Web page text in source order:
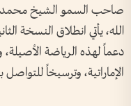
صاحب السمو الشيخ محمد
الله، يأتي انطلاق النسخة
دعماً لهذه الرياضة الأصيلة،
الإماراتية، وترسيخاً